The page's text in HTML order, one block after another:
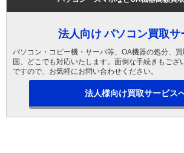
法人向け パソコン買取サ
パソコン・コピー機・サーバ等、OA機器の処分、
国、どこでも対応いたします。面倒な手続きもござ
ですので、お気軽にお問い合わせください。
法人様向け買取サービス